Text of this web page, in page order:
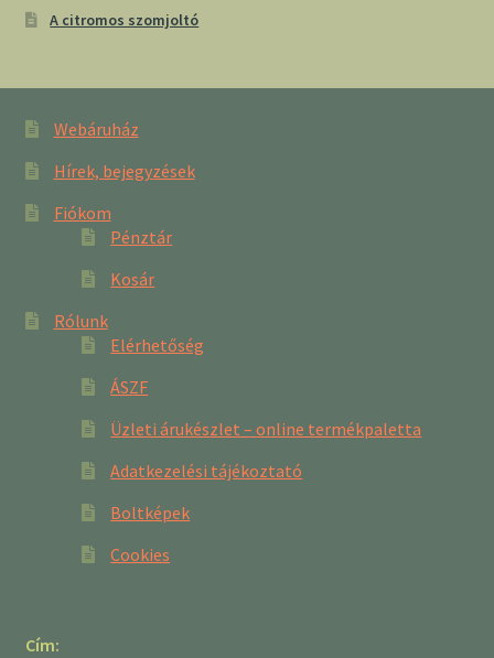
A citromos szomjoltó
Webáruház
Hírek, bejegyzések
Fiókom
Pénztár
Kosár
Rólunk
Elérhetőség
ÁSZF
Üzleti árukészlet – online termékpaletta
Adatkezelési tájékoztató
Boltképek
Cookies
Cím: